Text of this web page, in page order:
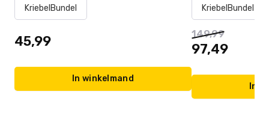
KriebelBundel
45,99
In winkelmand
KriebelBundel
149,99
97,49
In